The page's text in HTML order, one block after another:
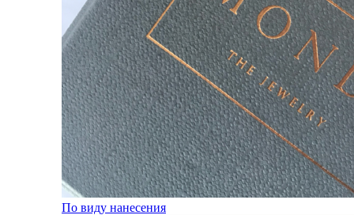
По виду нанесения